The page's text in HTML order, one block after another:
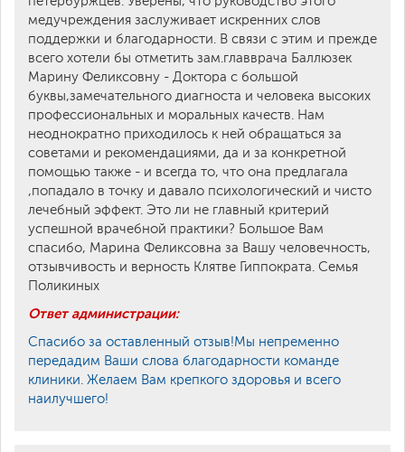
медучреждения заслуживает искренних слов
поддержки и благодарности. В связи с этим и прежде
всего хотели бы отметить зам.главврача Баллюзек
Марину Феликсовну - Доктора с большой
буквы,замечательного диагноста и человека высоких
профессиональных и моральных качеств. Нам
неоднократно приходилось к ней обращаться за
советами и рекомендациями, да и за конкретной
помощью также - и всегда то, что она предлагала
,попадало в точку и давало психологический и чисто
лечебный эффект. Это ли не главный критерий
успешной врачебной практики? Большое Вам
спасибо, Марина Феликсовна за Вашу человечность,
отзывчивость и верность Клятве Гиппократа. Семья
Поликиных
Ответ администрации:
Спасибо за оставленный отзыв!Мы непременно
передадим Ваши слова благодарности команде
клиники. Желаем Вам крепкого здоровья и всего
наилучшего!